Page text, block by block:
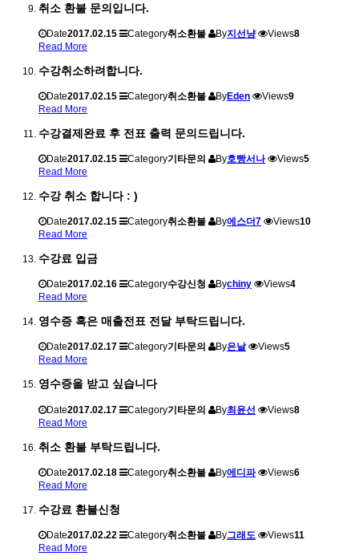
취소 환불 문의입니다.
Date2017.02.15 Category취소환불 By지선냥 Views8
Read More
수강취소하려합니다.
Date2017.02.15 Category취소환불 ByEden Views9
Read More
수강결제완료 후 전표 출력 문의드립니다.
Date2017.02.15 Category기타문의 By호빵서나 Views5
Read More
수강 취소 합니다 : )
Date2017.02.15 Category취소환불 By에스더7 Views10
Read More
수강료 입금
Date2017.02.16 Category수강신청 Bychiny Views4
Read More
영수증 혹은 매출전표 전달 부탁드립니다.
Date2017.02.17 Category기타문의 By은날 Views5
Read More
영수증을 받고 싶습니다
Date2017.02.17 Category기타문의 By최윤선 Views8
Read More
취소 환불 부탁드립니다.
Date2017.02.18 Category취소환불 By에디파 Views6
Read More
수강료 환불신청
Date2017.02.22 Category취소환불 By그래도 Views11
Read More